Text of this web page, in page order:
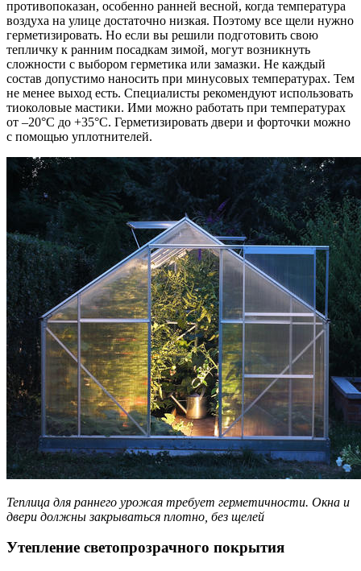
противопоказан, особенно ранней весной, когда температура
воздуха на улице достаточно низкая. Поэтому все щели нужно
герметизировать. Но если вы решили подготовить свою
тепличку к ранним посадкам зимой, могут возникнуть
сложности с выбором герметика или замазки. Не каждый
состав допустимо наносить при минусовых температурах. Тем
не менее выход есть. Специалисты рекомендуют использовать
тиоколовые мастики. Ими можно работать при температурах
от –20°С до +35°С. Герметизировать двери и форточки можно
с помощью уплотнителей.
Теплица для раннего урожая требует герметичности. Окна и
двери должны закрываться плотно, без щелей
Утепление светопрозрачного покрытия